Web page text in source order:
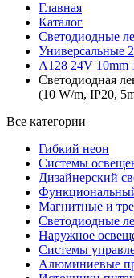
Главная
Каталог
Светодиодные
Универсальные
A128 24V 10mm
Светодиодная
(10 W/m, IP20,
Все категории
Гибкий неон
Системы
Дизайнерский
Магнитные и
Светодиодные
Наружное
Системы
Алюминиевые